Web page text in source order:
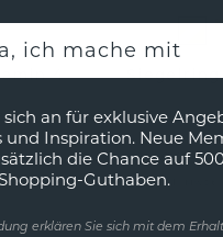
4
€
Siegelring
Gold/
1.404,- €
Exkl. MwSt.
ich mache mit
sich an für exklusive
und Inspiration. Neue
die Chance auf
Guthaben.
erklären Sie sich mit dem